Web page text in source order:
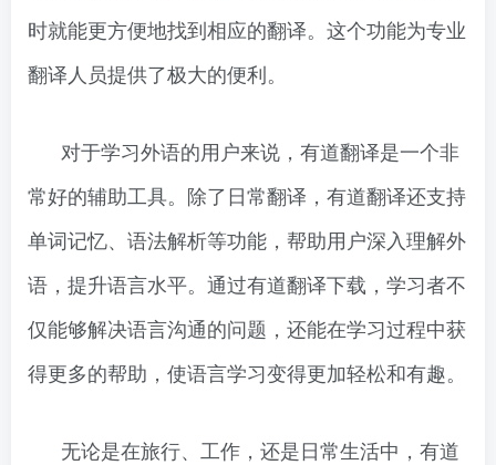
时就能更方便地找到相应的翻译。这个功能为专业
翻译人员提供了极大的便利。
对于学习外语的用户来说，有道翻译是一个非
常好的辅助工具。除了日常翻译，有道翻译还支持
单词记忆、语法解析等功能，帮助用户深入理解外
语，提升语言水平。通过有道翻译下载，学习者不
仅能够解决语言沟通的问题，还能在学习过程中获
得更多的帮助，使语言学习变得更加轻松和有趣。
无论是在旅行、工作，还是日常生活中，有道